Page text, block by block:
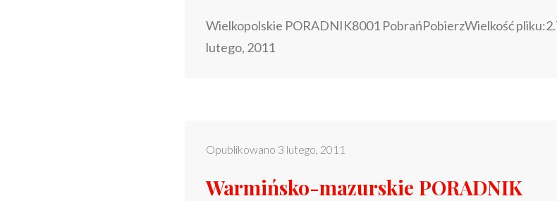
Wielkopolskie PORADNIK8001 PobrańPobierzWielkość
lutego, 2011
Opublikowano 3 lutego, 2011
Warmińsko-mazurskie PORADNIK